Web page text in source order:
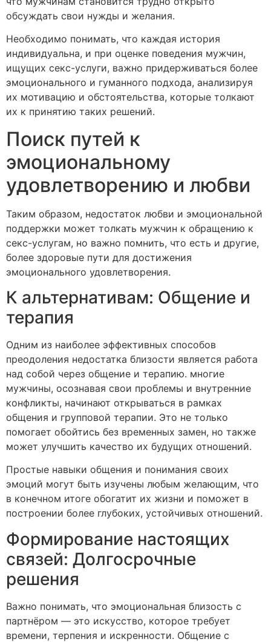
обсуждать свои нужды и желания.
Необходимо понимать, что каждая история
индивидуальна, и при оценке поведения мужчин,
ищущих секс-услуги, важно придерживаться более
эмоционального и гуманного подхода, анализируя
их мотивацию и обстоятельства, которые толкают
их к принятию таких решений.
Поиск путей к
эмоциональному
удовлетворению и любви
Таким образом, недостаток любви и эмоциональной
поддержки может толкать мужчин к обращению к
секс-услугам, но важно помнить, что есть и другие,
более здоровые пути для достижения
эмоционального удовлетворения.
К альтернативам: Общение и
терапия
Одним из наиболее эффективных способов
преодоления недостатка близости является работа
над собой через общение и терапию. многие
мужчины, осознавая свои проблемы и внутренние
конфликты, начинают открываться в рамках
общения и групповой терапии. Это не только
помогает обойтись без временных замен, но также
может улучшить качество их будущих отношений.
Простые навыки общения и понимания своих
эмоций могут быть изучены любым желающим, что
в конечном итоге обогатит их жизни и поможет в
построении более глубоких, устойчивых отношений.
Формирование настоящих
связей: Долгосрочные
решения
Важно понимать, что эмоциональная близость с
партнёром — это искусство, которое требует
времени, терпения и искренности. Общение с